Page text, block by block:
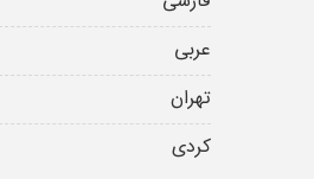
عربی
تهران
کردی